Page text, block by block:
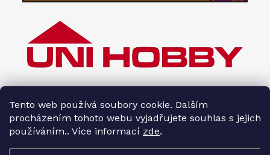
Tento web používá soubory cookie. Dalším
procházením tohoto webu vyjadřujete souhlas s jejich
používáním.. Více informací zde.